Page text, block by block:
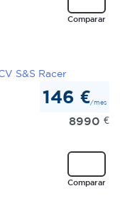
Comparar
146 €/mes
8990 €
Comparar